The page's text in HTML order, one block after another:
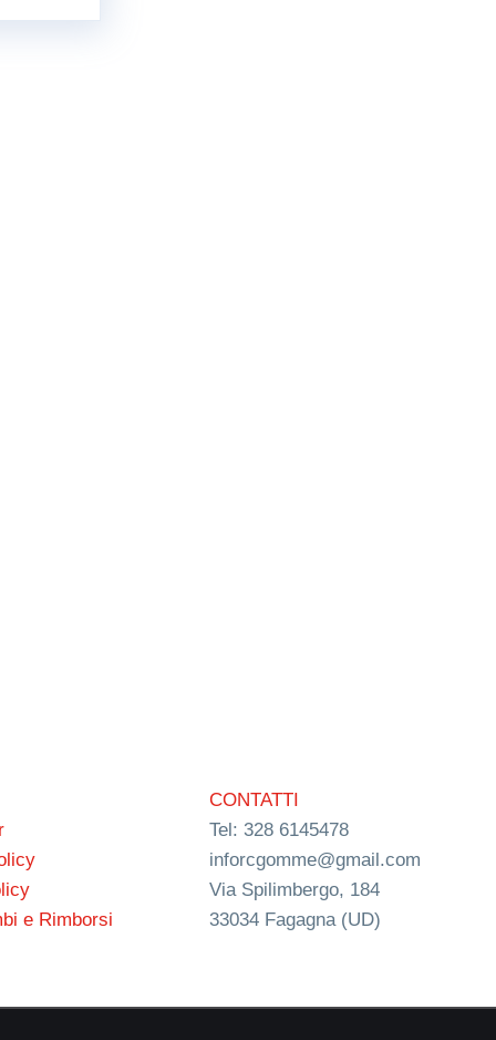
e Rimborsi
CONTATTI
Tel: 328 6145478
inforcgomme@gmail.com
Via Spilimbergo, 184
33034 Fagagna (UD)